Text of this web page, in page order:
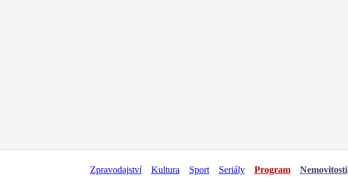
Zpravodajství Kultura Sport Seriály Program Nemovitosti